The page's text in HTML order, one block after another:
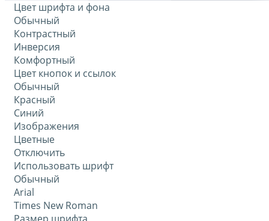
Цвет шрифта и фона
Обычный
Контрастный
Инверсия
Комфортный
Цвет кнопок и ссылок
Обычный
Красный
Синий
Изображения
Цветные
Отключить
Использовать шрифт
Обычный
Arial
Times New Roman